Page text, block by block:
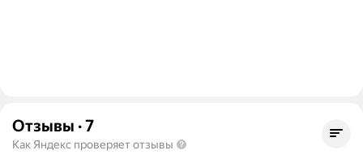
Отзывы ·7
Как Яндекс проверяет отзывы